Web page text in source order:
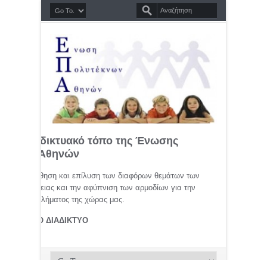
διαδικτυακό τόπο της Ένωσης
Αθηνών
προώθηση και επίλυση των διαφόρων θεμάτων των
οικογένειας και την αφύπνιση των αρμοδίων για την
προβλήματος της χώρας μας.
ΣΤΟ ΔΙΑΔΙΚΤΥΟ